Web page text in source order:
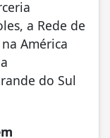
a Rede de
América
do Sul